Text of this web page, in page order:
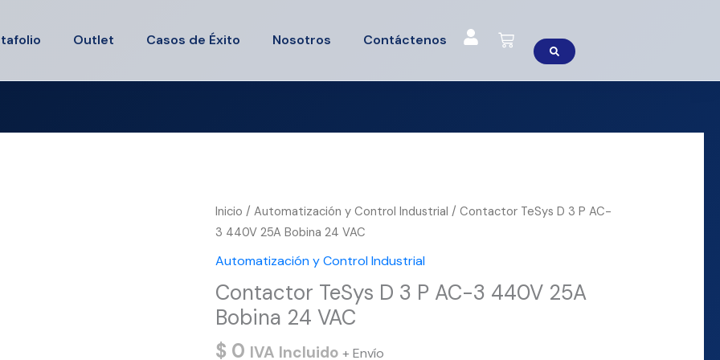
Outlet Casos de Éxito Nosotros Contáctenos Cart
Inicio / Automatización y Control Industrial / Contactor TeSys D 3 P AC-
3 440V 25A Bobina 24 VAC
Automatización y Control Industrial
Contactor TeSys D 3 P AC-3 440V 25A
Bobina 24 VAC
$ 0 IVA Incluido + Envío